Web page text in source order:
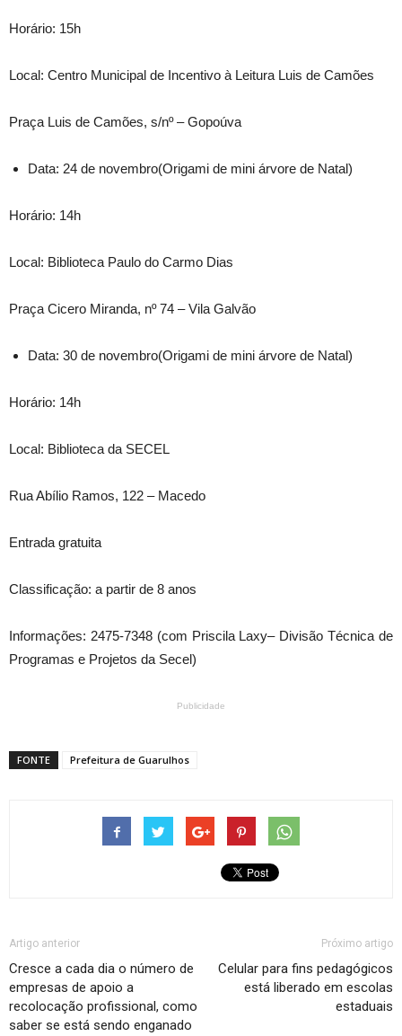
Horário: 15h
Local: Centro Municipal de Incentivo à Leitura Luis de Camões
Praça Luis de Camões, s/nº – Gopoúva
Data: 24 de novembro(Origami de mini árvore de Natal)
Horário: 14h
Local: Biblioteca Paulo do Carmo Dias
Praça Cicero Miranda, nº 74 – Vila Galvão
Data: 30 de novembro(Origami de mini árvore de Natal)
Horário: 14h
Local: Biblioteca da SECEL
Rua Abílio Ramos, 122 – Macedo
Entrada gratuita
Classificação: a partir de 8 anos
Informações: 2475-7348 (com Priscila Laxy– Divisão Técnica de
Programas e Projetos da Secel)
Publicidade
FONTE Prefeitura de Guarulhos
Artigo anterior
Cresce a cada dia o número de
empresas de apoio a
recolocação profissional, como
saber se está sendo enganado
Próximo artigo
Celular para fins pedagógicos
está liberado em escolas
estaduais